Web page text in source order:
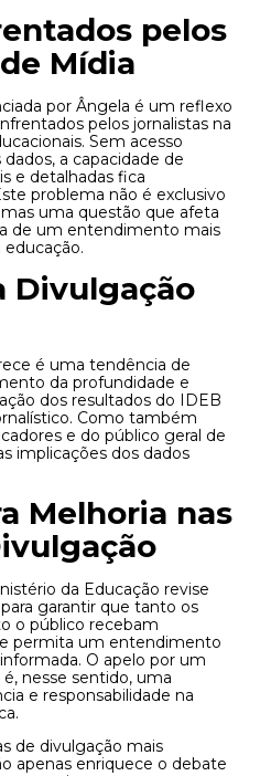
pelos
Mídia
por Ângela é um reflexo
pelos jornalistas na
Sem acesso
a capacidade de
e detalhadas fica
problema não é exclusivo
uma questão que afeta
de um entendimento mais
Divulgação
é uma tendência de
da profundidade e
dos resultados do IDEB
Como também
e do público geral de
implicações dos dados
Melhoria nas
da Educação revise
garantir que tanto os
o público recebam
permita um entendimento
O apelo por um
nesse sentido, uma
e responsabilidade na
de divulgação mais
apenas enriquece o debate